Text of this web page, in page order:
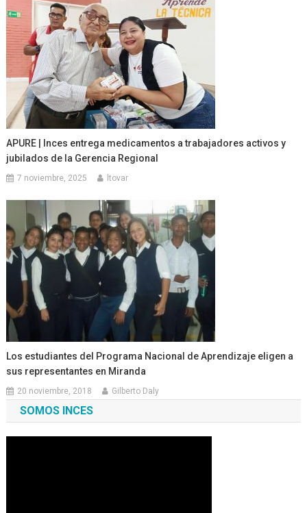
APURE | Inces entrega medicamentos a trabajadores activos y
jubilados de la Gerencia Regional
7 noviembre, 2025 ltovar
Los estudiantes del Programa Nacional de Aprendizaje eligen a
sus representantes en Miranda
20 noviembre, 2018 Gilberto Daly
SOMOS INCES